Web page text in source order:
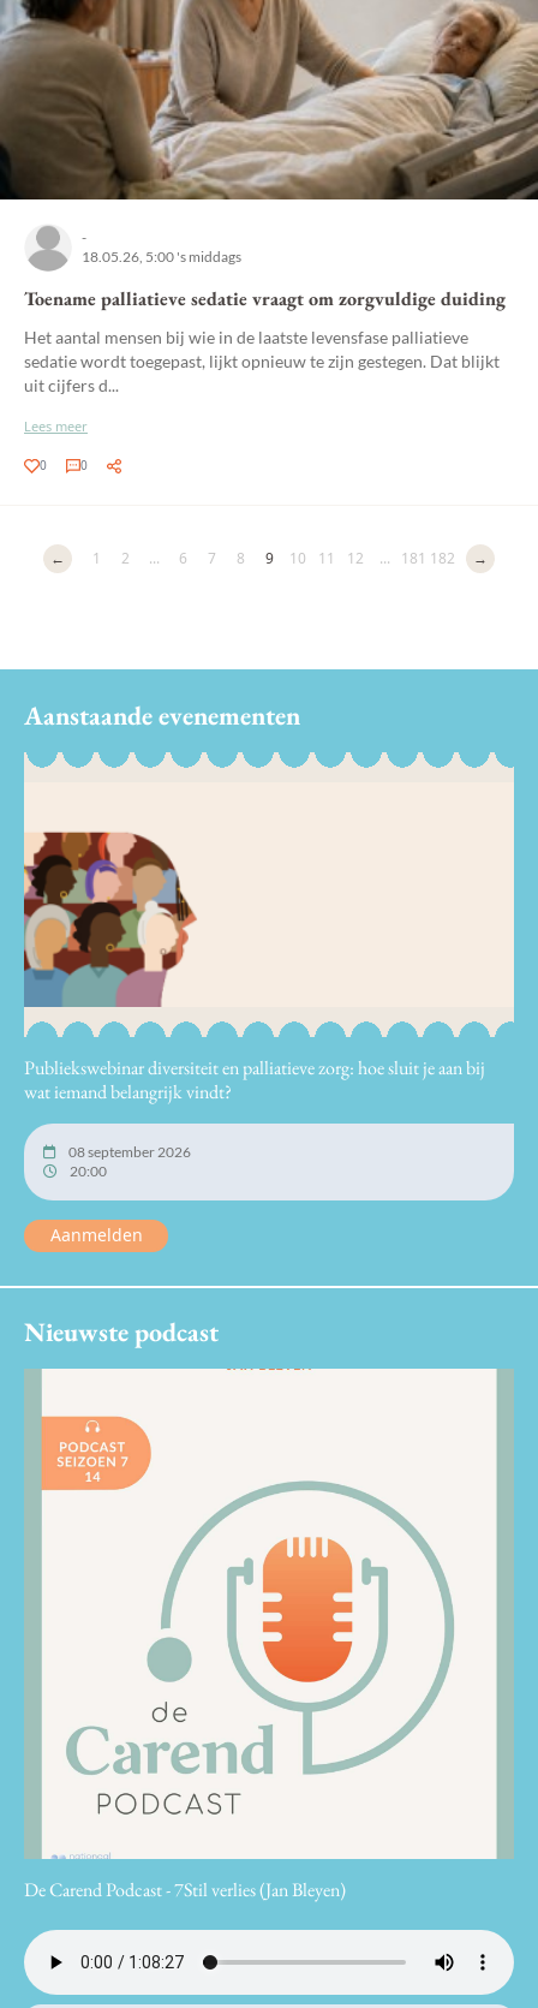
-
18.05.26, 5:00 's middags
Toename palliatieve sedatie vraagt om zorgvuldige duiding
Het aantal mensen bij wie in de laatste levensfase palliatieve
sedatie wordt toegepast, lijkt opnieuw te zijn gestegen. Dat blijkt
uit cijfers d...
Lees meer
0 0
← 1 2 ... 6 7 8 9 10 11 12 ... 181 182 →
Aanstaande evenementen
Publiekswebinar diversiteit en palliatieve zorg: hoe sluit je aan bij
wat iemand belangrijk vindt?
08 september 2026
20:00
Aanmelden
Nieuwste podcast
De Carend Podcast - 7Stil verlies (Jan Bleyen)